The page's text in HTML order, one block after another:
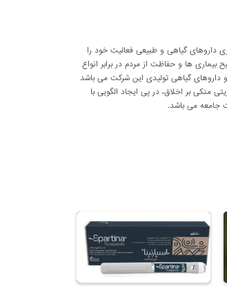
با هدف تولید و فرآوری داروهای گیاهی و طبیعی فعالیت خود را
ها و حفاظت از مردم در برابر انواع
داروهای گیاهی تولیدی این شرکت می باشد
بر اخلاق، در پی ایجاد الگویی با
جامعه می باشد.